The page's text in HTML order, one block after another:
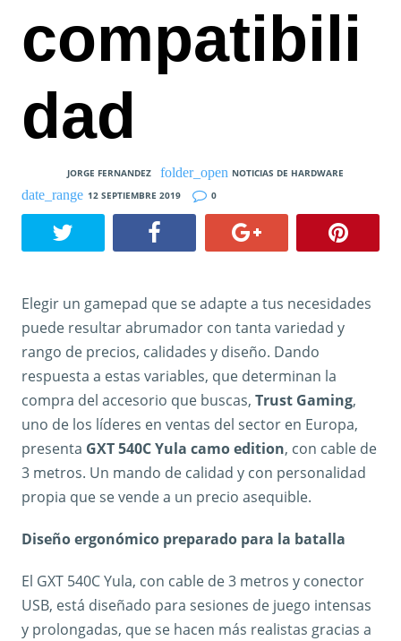
compatibili
dad
JORGE FERNANDEZ
NOTICIAS DE HARDWARE
12 SEPTIEMBRE 2019
0
Elegir un gamepad que se adapte a tus necesidades
puede resultar abrumador con tanta variedad y
rango de precios, calidades y diseño. Dando
respuesta a estas variables, que determinan la
compra del accesorio que buscas, Trust Gaming,
uno de los líderes en ventas del sector en Europa,
presenta GXT 540C Yula camo edition, con cable de
3 metros. Un mando de calidad y con personalidad
propia que se vende a un precio asequible.
Diseño ergonómico preparado para la batalla
El GXT 540C Yula, con cable de 3 metros y conector
USB, está diseñado para sesiones de juego intensas
y prolongadas, que se hacen más realistas gracias a